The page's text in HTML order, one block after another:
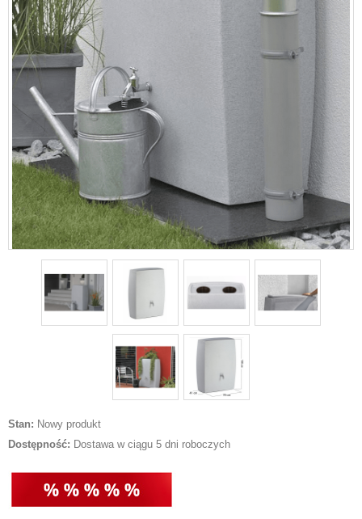
Stan: Nowy produkt
Dostępność: Dostawa w ciągu 5 dni roboczych